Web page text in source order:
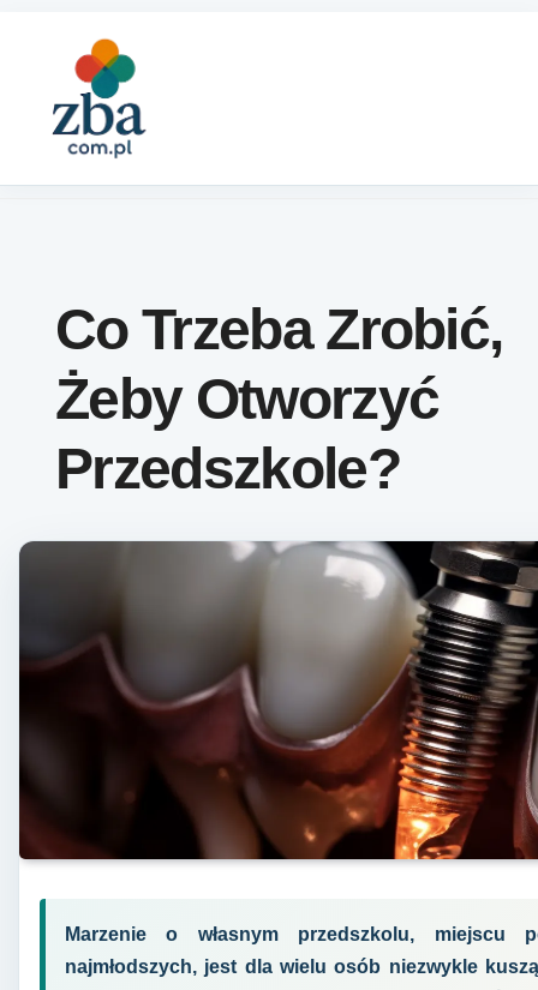
Co Trzeba Zrobić,
Żeby Otworzyć
Przedszkole?
Marzenie o własnym przedszkolu, miejscu
najmłodszych, jest dla wielu osób niezwykle